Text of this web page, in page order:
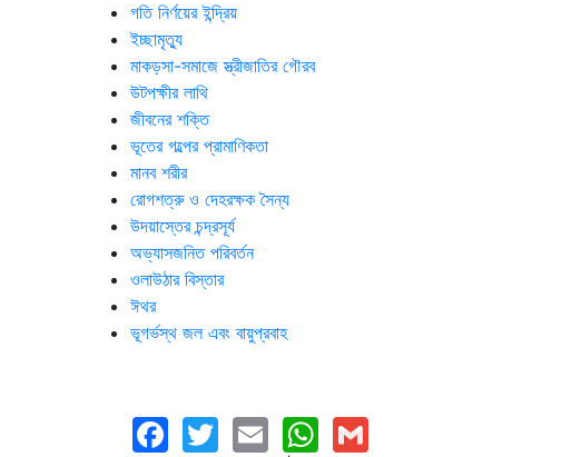
গতি নির্ণয়ের ইন্দ্রিয়
ইচ্ছামৃত্যু
মাকড়সা-সমাজে স্ত্রীজাতির গৌরব
উটপক্ষীর লাথি
জীবনের শক্তি
ভূতের গল্পের প্রামাণিকতা
মানব শরীর
রোগশত্রু ও দেহরক্ষক সৈন্য
উদয়াস্তের চন্দ্রসূর্য
অভ্যাসজনিত পরিবর্তন
ওলাউঠার বিস্তার
ঈথর
ভূগর্ভস্থ জল এবং বায়ুপ্রবাহ